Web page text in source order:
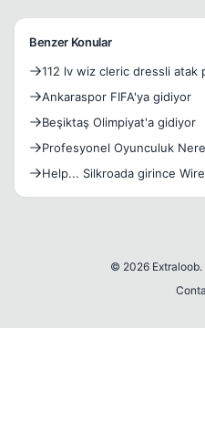
Benzer Konular
112 lv wiz cleric dressli atak
Ankaraspor FIFA'ya gidiyor
Beşiktaş Olimpiyat'a gidiyor
Profesyonel Oyunculuk
Help...
© 2026 Extraloob.